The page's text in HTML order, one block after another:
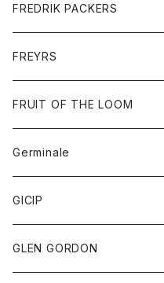
Tシャツ
ボトム
グッズ
靴
FREDRIK PACKERS
アクセサリー
バッグ
FREYRS
サングラス
FRUIT OF THE LOOM
アウター
パーカー
グッズ
ネクタイ
トップス
Germinale
靴
サンダル
GICIP
トップス
GLEN GORDON